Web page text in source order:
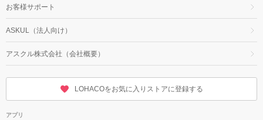
お客様サポート
ASKUL（法人向け）
アスクル株式会社（会社概要）
LOHACOをお気に入りストアに登録する
アプリ